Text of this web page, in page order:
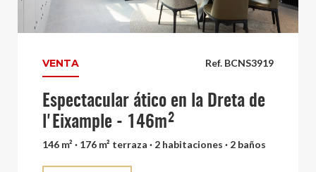
Ref. BCNS3919
VENTA
Espectacular ático en la Dreta de
l'Eixample - 146m²
146 m² · 176 m² terraza · 2 habitaciones · 2 baños